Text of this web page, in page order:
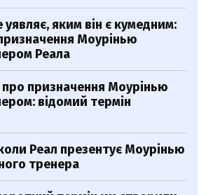
уявляє, яким він є кумедним:
Моурінью
Реала
призначення Моурінью
відомий термін
Реал презентує Моурінью
тренера